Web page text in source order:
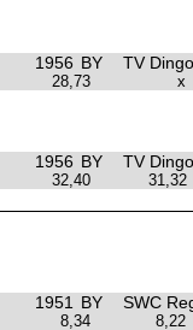
1956 BY TV
28,73 x
1956 BY TV
32,40 31,32
1951 BY SWC
8,34 8,22